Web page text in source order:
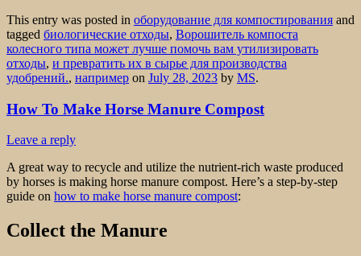
This entry was posted in оборудование для компостирования and
tagged биологические отходы, Ворошитель компоста
колесного типа может лучше помочь вам утилизировать
отходы, и превратить их в сырье для производства
удобрений., например on July 28, 2023 by MS.
How To Make Horse Manure Compost
Leave a reply
A great way to recycle and utilize the nutrient-rich waste produced
by horses is making horse manure compost. Here’s a step-by-step
guide on how to make horse manure compost:
Collect the Manure